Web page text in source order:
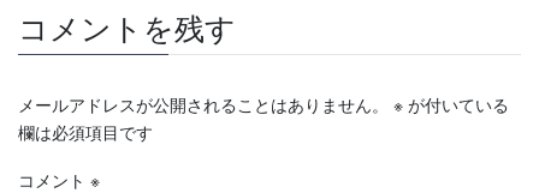
コメントを残す
メールアドレスが公開されることはありません。 ※ が付いている
欄は必須項目です
コメント ※